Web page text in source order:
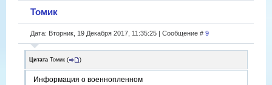
Томик
Дата: Вторник, 19 Декабря 2017, 11:35:25 | Сообщение # 9
Цитата Томик ( )
Информация о военнопленном